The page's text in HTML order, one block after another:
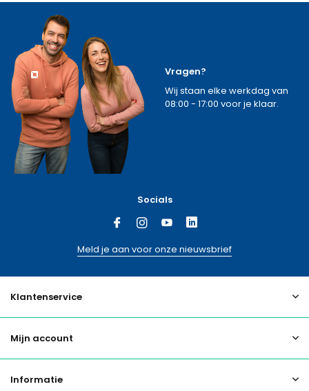
Vragen?
Wij staan elke werkdag van
08:00 - 17:00 voor je klaar.
Socials
Meld je aan voor onze nieuwsbrief
Klantenservice
Mijn account
Informatie